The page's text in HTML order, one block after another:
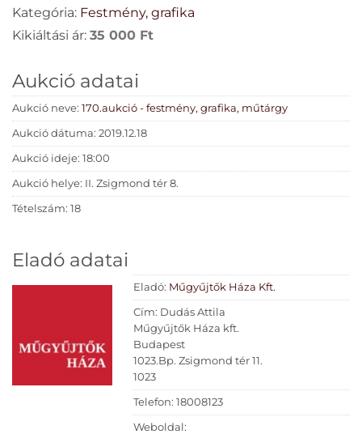
Kategória: Festmény, grafika
Kikiáltási ár: 35 000 Ft
Aukció adatai
Aukció neve: 170.aukció - festmény, grafika, műtárgy
Aukció dátuma: 2019.12.18
Aukció ideje: 18:00
Aukció helye: II. Zsigmond tér 8.
Tételszám: 18
Eladó adatai
Eladó: Műgyűjtők Háza Kft.
Cím: Dudás Attila
Műgyűjtők Háza kft.
Budapest
1023.Bp. Zsigmond tér 11.
1023
Telefon: 18008123
Weboldal: